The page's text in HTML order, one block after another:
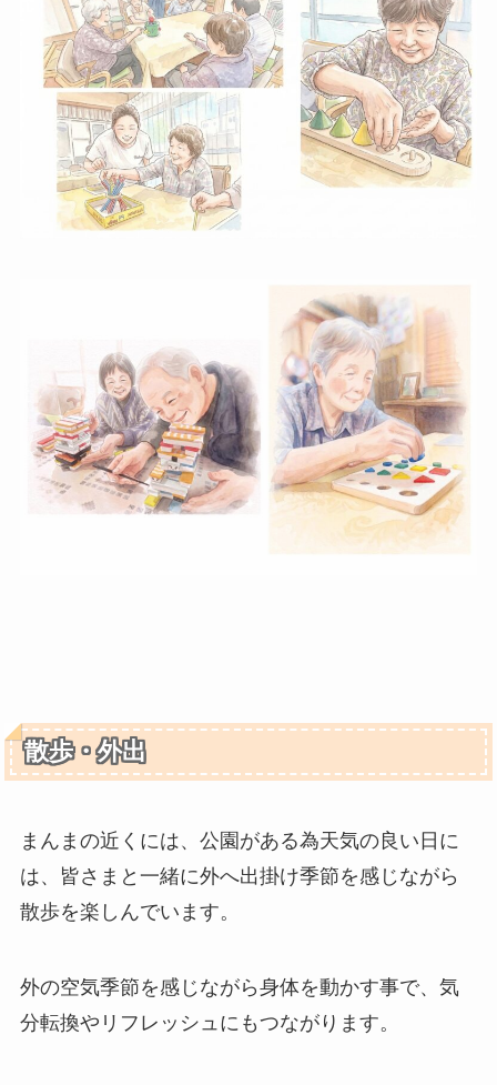
散歩・外出
まんまの近くには、公園がある為天気の良い日に
は、皆さまと一緒に外へ出掛け季節を感じながら
散歩を楽しんでいます。
外の空気季節を感じながら身体を動かす事で、気
分転換やリフレッシュにもつながります。